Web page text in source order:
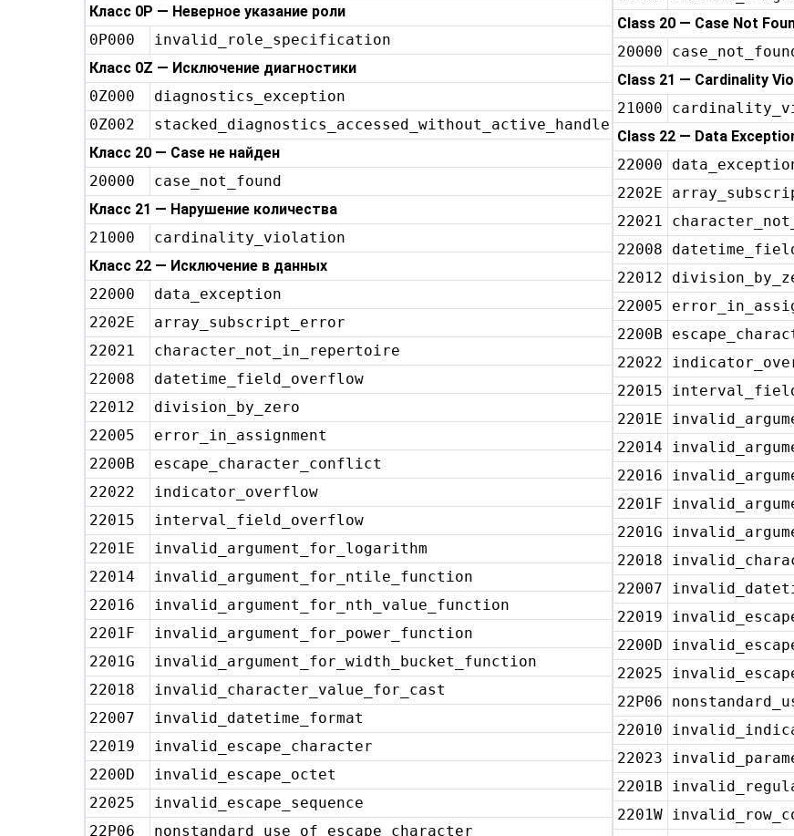
Класс 0P — Неверное указание роли
0P000
invalid_role_specification
Класс 0Z — Исключение диагностики
0Z000
diagnostics_exception
0Z002
stacked_diagnostics_accessed_without_active_handler
Класс 20 — Case не найден
20000
case_not_found
Класс 21 — Нарушение количества
21000
cardinality_violation
Класс 22 — Исключение в данных
22000
data_exception
2202E
array_subscript_error
22021
character_not_in_repertoire
22008
datetime_field_overflow
22012
division_by_zero
22005
error_in_assignment
2200B
escape_character_conflict
22022
indicator_overflow
22015
interval_field_overflow
2201E
invalid_argument_for_logarithm
22014
invalid_argument_for_ntile_function
22016
invalid_argument_for_nth_value_function
2201F
invalid_argument_for_power_function
2201G
invalid_argument_for_width_bucket_function
22018
invalid_character_value_for_cast
22007
invalid_datetime_format
22019
invalid_escape_character
2200D
invalid_escape_octet
22025
invalid_escape_sequence
22P06
nonstandard_use_of_escape_character
Class 20 — Case Not
20000
Class 21 — Cardinality
21000
Class 22 — Data
22000
2202E
22021
22008
22012
22005
2200B
22022
22015
2201E
22014
22016
2201F
2201G
22018
22007
22019
2200D
22025
22P06
22010
22023
2201B
2201W